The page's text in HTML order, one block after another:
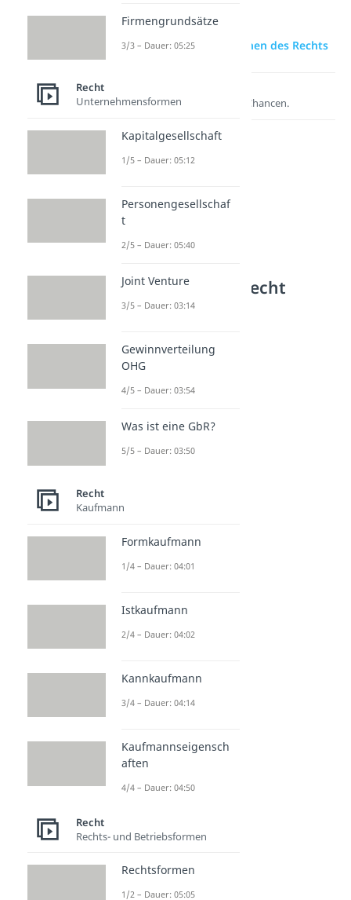
zur Videoseite: Funktionen des Rechts
Entdecke hier deine Chancen.
Weitere Inhalte: Recht
Recht Grundbegriffe
Dauer: 04:33
Gewohnheitsrecht
Funktionen des Rechts
Ermessensfehler
Firmengrundsätze
3/3 – Dauer: 05:25
Recht
Unternehmensformen
Kapitalgesellschaft
1/5 – Dauer: 05:12
Personengesellschaf
t
2/5 – Dauer: 05:40
Joint Venture
3/5 – Dauer: 03:14
Gewinnverteilung
OHG
4/5 – Dauer: 03:54
Was ist eine GbR?
5/5 – Dauer: 03:50
Recht
Kaufmann
Formkaufmann
1/4 – Dauer: 04:01
Istkaufmann
2/4 – Dauer: 04:02
Kannkaufmann
3/4 – Dauer: 04:14
Kaufmannseigensch
aften
4/4 – Dauer: 04:50
Recht
Rechts- und Betriebsformen
Rechtsformen
1/2 – Dauer: 05:05